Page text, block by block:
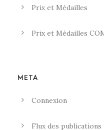
Prix et Médailles
Prix et Médailles
MÉTA
Connexion
Flux des publications